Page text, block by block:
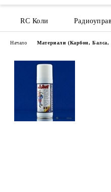
RC Коли
Начало Материали (Карбон, Балса,